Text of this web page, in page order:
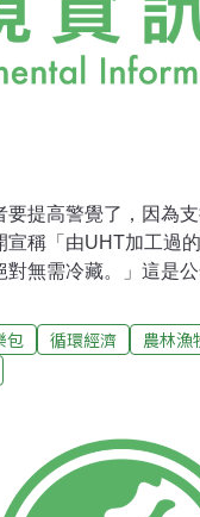
要提高警覺了，因為
宣稱「由UHT加工過
對無需冷藏。」這是
冷藏。可是國內廠
調味奶時都公然違
賣、貯存食品或食
存乳品於攝氏7度以下
，以保持冷卻狀態。
話說，只要是鮮乳都
包 循環經濟 農林漁